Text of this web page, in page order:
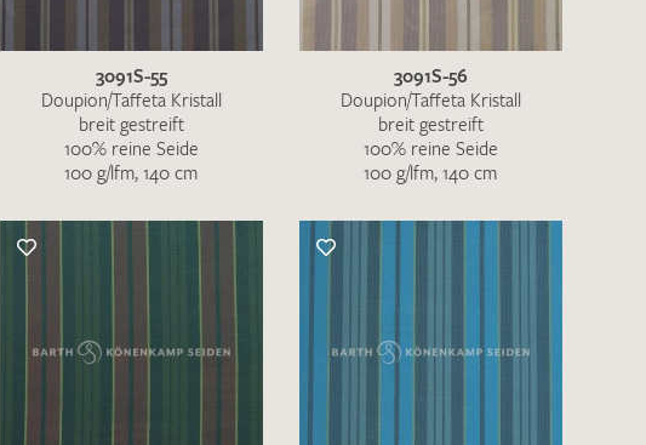
3091S-55
Doupion/Taffeta Kristall
breit gestreift
100% reine Seide
100 g/lfm, 140 cm
3091S-56
Doupion/Taffeta Kristall
breit gestreift
100% reine Seide
100 g/lfm, 140 cm